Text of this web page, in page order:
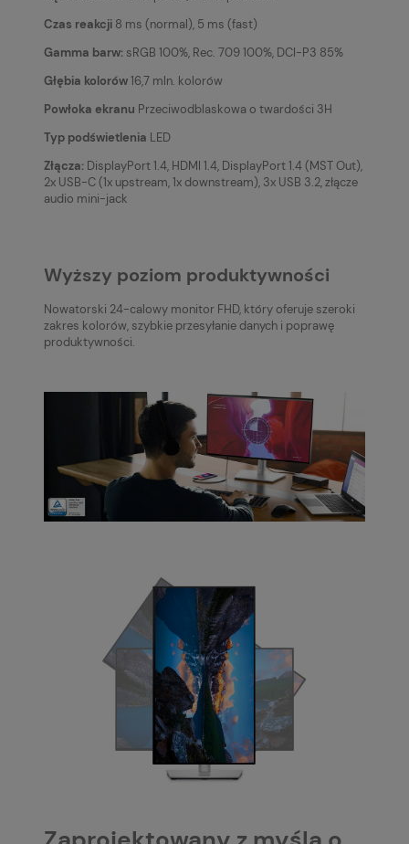
Czas reakcji 8 ms (normal), 5 ms (fast)
Gamma barw: sRGB 100%, Rec. 709 100%, DCI-P3 85%
Głębia kolorów16,7 mln. kolorów
Powłoka ekranu Przeciwodblaskowa o twardości 3H
Typ podświetlenia LED
Złącza: DisplayPort 1.4, HDMI 1.4, DisplayPort 1.4 (MST Out),
2x USB-C (1x upstream, 1x downstream), 3x USB 3.2, złącze
audio mini-jack
Wyższy poziom produktywności
Nowatorski 24-calowy monitor FHD, który oferuje szeroki
zakres kolorów, szybkie przesyłanie danych i poprawę
produktywności.